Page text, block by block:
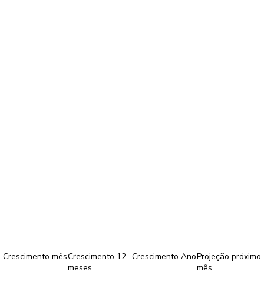
Crescimento mêsCrescimento 12
meses
Crescimento AnoProjeção próximo
mês